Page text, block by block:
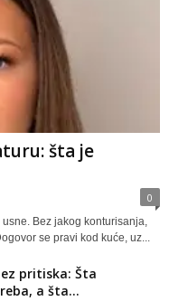
šta je
0
Bez jakog konturisanja,
se pravi kod kuće, uz...
pritiska: Šta
a šta...